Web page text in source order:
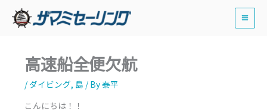
高速船全便欠航
/ ダイビング, 島 / By泰平
こんにちは！！